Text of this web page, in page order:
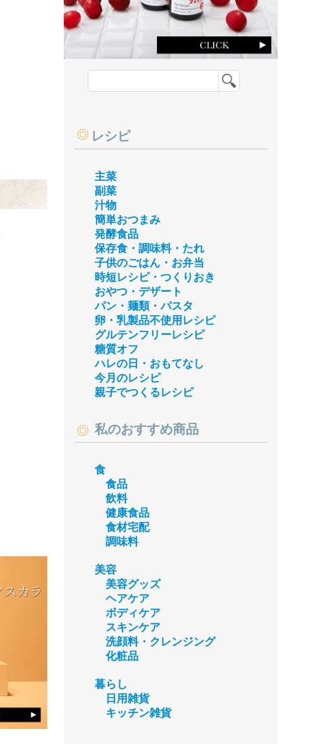
レシピ
主菜
副菜
汁物
簡単おつまみ
発酵食品
保存食・調味料・たれ
子供のごはん・お弁当
時短レシピ・つくりおき
おやつ・デザート
パン・麺類・パスタ
卵・乳製品不使用レシピ
グルテンフリーレシピ
糖質オフ
ハレの日・おもてなし
今月のレシピ
親子でつくるレシピ
私のおすすめ商品
食
食品
飲料
健康食品
食材宅配
調味料
美容
美容グッズ
ヘアケア
ボディケア
スキンケア
洗顔料・クレンジング
化粧品
暮らし
日用雑貨
キッチン雑貨